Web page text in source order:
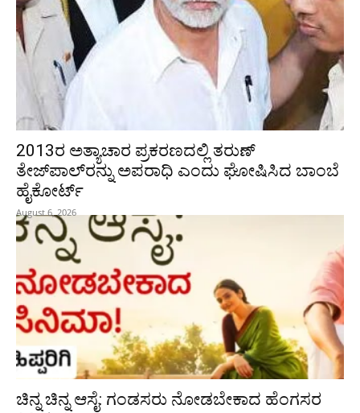
2013ರ ಅತ್ಯಾಚಾರ ಪ್ರಕರಣದಲ್ಲಿ ತರುಣ್
ತೇಜ್‌ಪಾಲ್‌ರನ್ನು ಅಪರಾಧಿ ಎಂದು ಘೋಷಿಸಿದ ಬಾಂಬೆ
ಹೈಕೋರ್ಟ್
August 6, 2026
ಚಿನ್ನ ಚಿನ್ನ ಆಸೈ: ಗಂಡಸರು ನೋಡಬೇಕಾದ ಹೆಂಗಸರ